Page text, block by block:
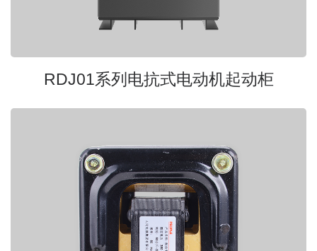
RDJ01系列电抗式电动机起动柜